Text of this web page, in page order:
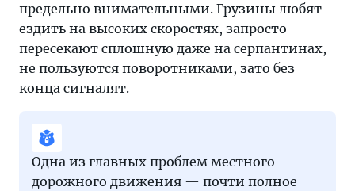
предельно внимательными. Грузины любят
ездить на высоких скоростях, запросто
пересекают сплошную даже на серпантинах,
не пользуются поворотниками, зато без
конца сигналят.
Одна из главных проблем местного
дорожного движения — почти полное